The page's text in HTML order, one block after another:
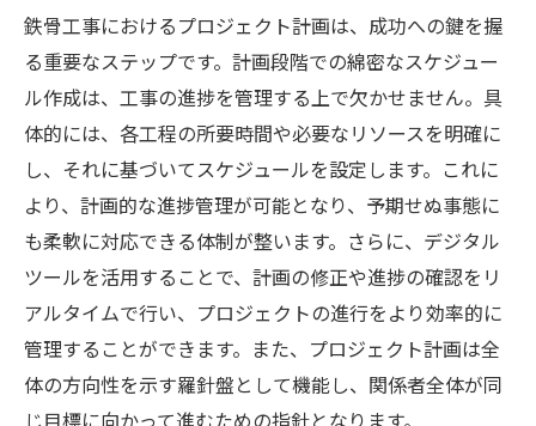
チームのモチベーション維持
進捗追跡のためのテクノロジー活用
問題解決のためのクリエイティブ戦略
コスト効率を考慮した計画
成功事例から学ぶ進捗管理
鉄骨工事の進捗を飛躍的に向上させる方法
継続的改善プロセスの導入
成果を上げるためのフィードバックシステ
ム
パフォーマンス指標の設定
施工環境の最適化
鉄骨工事におけるプロジェクト計画は、成功への鍵を握
る重要なステップです。計画段階での綿密なスケジュー
ル作成は、工事の進捗を管理する上で欠かせません。具
体的には、各工程の所要時間や必要なリソースを明確に
し、それに基づいてスケジュールを設定します。これに
より、計画的な進捗管理が可能となり、予期せぬ事態に
も柔軟に対応できる体制が整います。さらに、デジタル
ツールを活用することで、計画の修正や進捗の確認をリ
アルタイムで行い、プロジェクトの進行をより効率的に
管理することができます。また、プロジェクト計画は全
体の方向性を示す羅針盤として機能し、関係者全体が同
じ目標に向かって進むための指針となります。